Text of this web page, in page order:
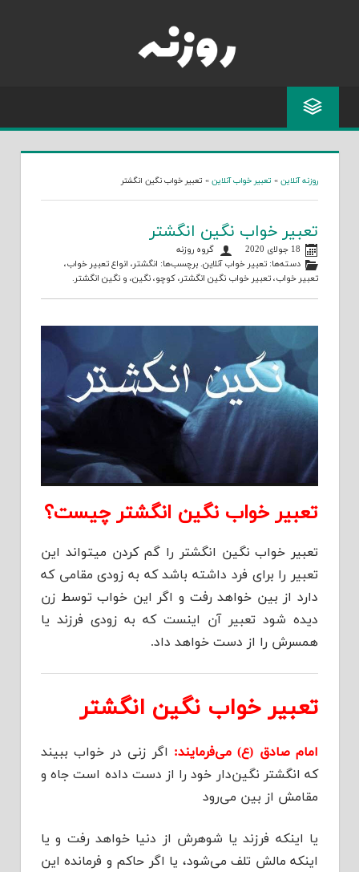
روزنه آنلاین » تعبیر خواب آنلاین » تعبیر خواب نگین انگشتر
تعبیر خواب نگین انگشتر
18 جولای 2020
گروه روزنه
دسته‌ها:تعبیر خواب آنلاین. برچسب‌ها: انگشتر، انواع تعبیر خواب،
تعبیر خواب، تعبیر خواب نگین انگشتر، کوچو، نگین، و نگین انگشتر.
تعبیر خواب نگین انگشتر چیست؟
تعبیر خواب نگین انگشتر را گم کردن میتواند این
تعبیر را برای فرد داشته باشد که به زودی مقامی که
دارد از بین خواهد رفت و اگر این خواب توسط زن
دیده شود تعبیر آن اینست که به زودی فرزند یا
همسرش را از دست خواهد داد.
تعبیر خواب نگین انگشتر
امام صادق (ع) می‌فرمایند: اگر زنی در خواب ببیند
که انگشتر نگین‌دار خود را از دست داده است جاه و
مقامش از بین می‌رود
یا اینکه فرزند یا شوهرش از دنیا خواهد رفت و یا
اینکه مالش تلف می‌شود، یا اگر حاکم و فرمانده این